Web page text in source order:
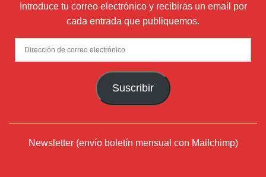
Introduce tu correo electrónico y recibirás un email por
cada entrada que publiquemos.
Dirección
de
Suscribir
Newsletter (envío boletín mensual con Mailchimp)